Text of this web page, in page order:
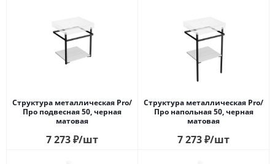
Структура металлическая Pro/
Про подвесная 50, черная
матовая
7 273₽/шт
Структура металлическая Pro/
Про напольная 50, черная
матовая
7 273₽/шт